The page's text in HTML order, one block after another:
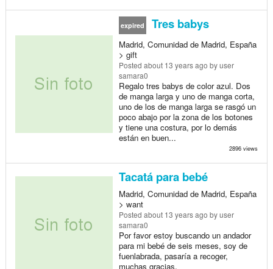
expired Tres babys
Madrid, Comunidad de Madrid, España
> gift
Posted about 13 years ago by user
samara0
Regalo tres babys de color azul. Dos
de manga larga y uno de manga corta,
uno de los de manga larga se rasgó un
poco abajo por la zona de los botones
y tiene una costura, por lo demás
están en buen...
2896 views
Tacatá para bebé
Madrid, Comunidad de Madrid, España
> want
Posted about 13 years ago by user
samara0
Por favor estoy buscando un andador
para mi bebé de seis meses, soy de
fuenlabrada, pasaría a recoger,
muchas gracias.